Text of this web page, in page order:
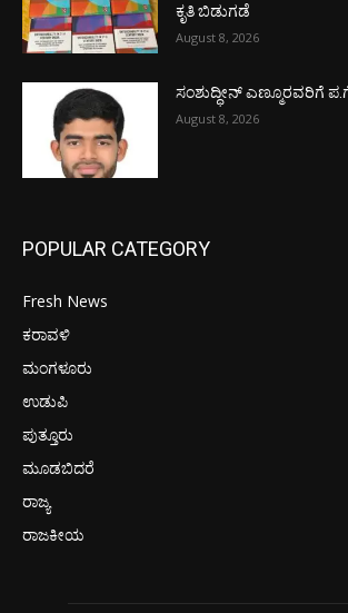
ಕೃತಿ ಬಿಡುಗಡೆ
August 8, 2026
ಸಂಶುದ್ಧೀನ್ ಎಣ್ಮೂರವರಿಗೆ
August 8, 2026
POPULAR CATEGORY
Fresh News
ಕರಾವಳಿ
ಮಂಗಳೂರು
ಉಡುಪಿ
ಪುತ್ತೂರು
ಮೂಡಬಿದರೆ
ರಾಜ್ಯ
ರಾಜಕೀಯ